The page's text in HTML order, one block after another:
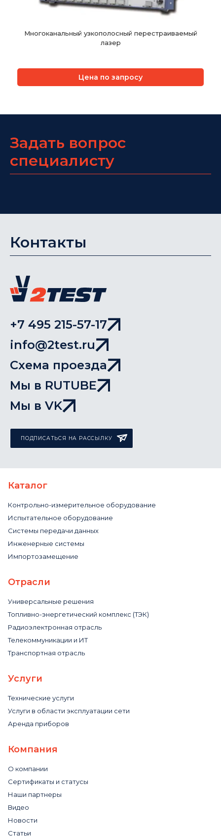
Многоканальный узкополосный перестраиваемый
лазер
Цена по запросу
Задать вопрос
специалисту
Контакты
+7 495 215-57-17
info@2test.ru
Схема проезда
Мы в RUTUBE
Мы в VK
ПОДПИСАТЬСЯ НА РАССЫЛКУ
Каталог
Контрольно-измерительное оборудование
Испытательное оборудование
Системы передачи данных
Инженерные системы
Импортозамещение
Отрасли
Универсальные решения
Топливно-энергетический комплекс (ТЭК)
Радиоэлектронная отрасль
Телекоммуникации и ИТ
Транспортная отрасль
Услуги
Технические услуги
Услуги в области эксплуатации сети
Аренда приборов
Компания
О компании
Сертификаты и статусы
Наши партнеры
Видео
Новости
Статьи